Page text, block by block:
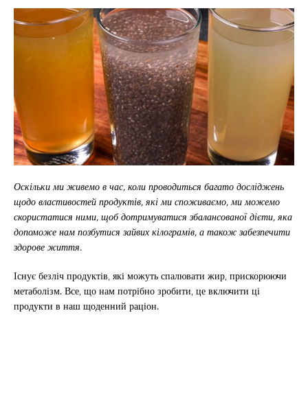
Оскільки ми живемо в час, коли проводиться багато досліджень
щодо властивостей продуктів, які ми споживаємо, ми можемо
скористатися ними, щоб дотримуватися збалансованої дієти, яка
допоможе нам позбутися зайвих кілограмів, а також забезпечити
здорове життя.
Існує безліч продуктів, які можуть спалювати жир, прискорюючи
метаболізм. Все, що нам потрібно зробити, це включити ці
продукти в наш щоденний раціон.